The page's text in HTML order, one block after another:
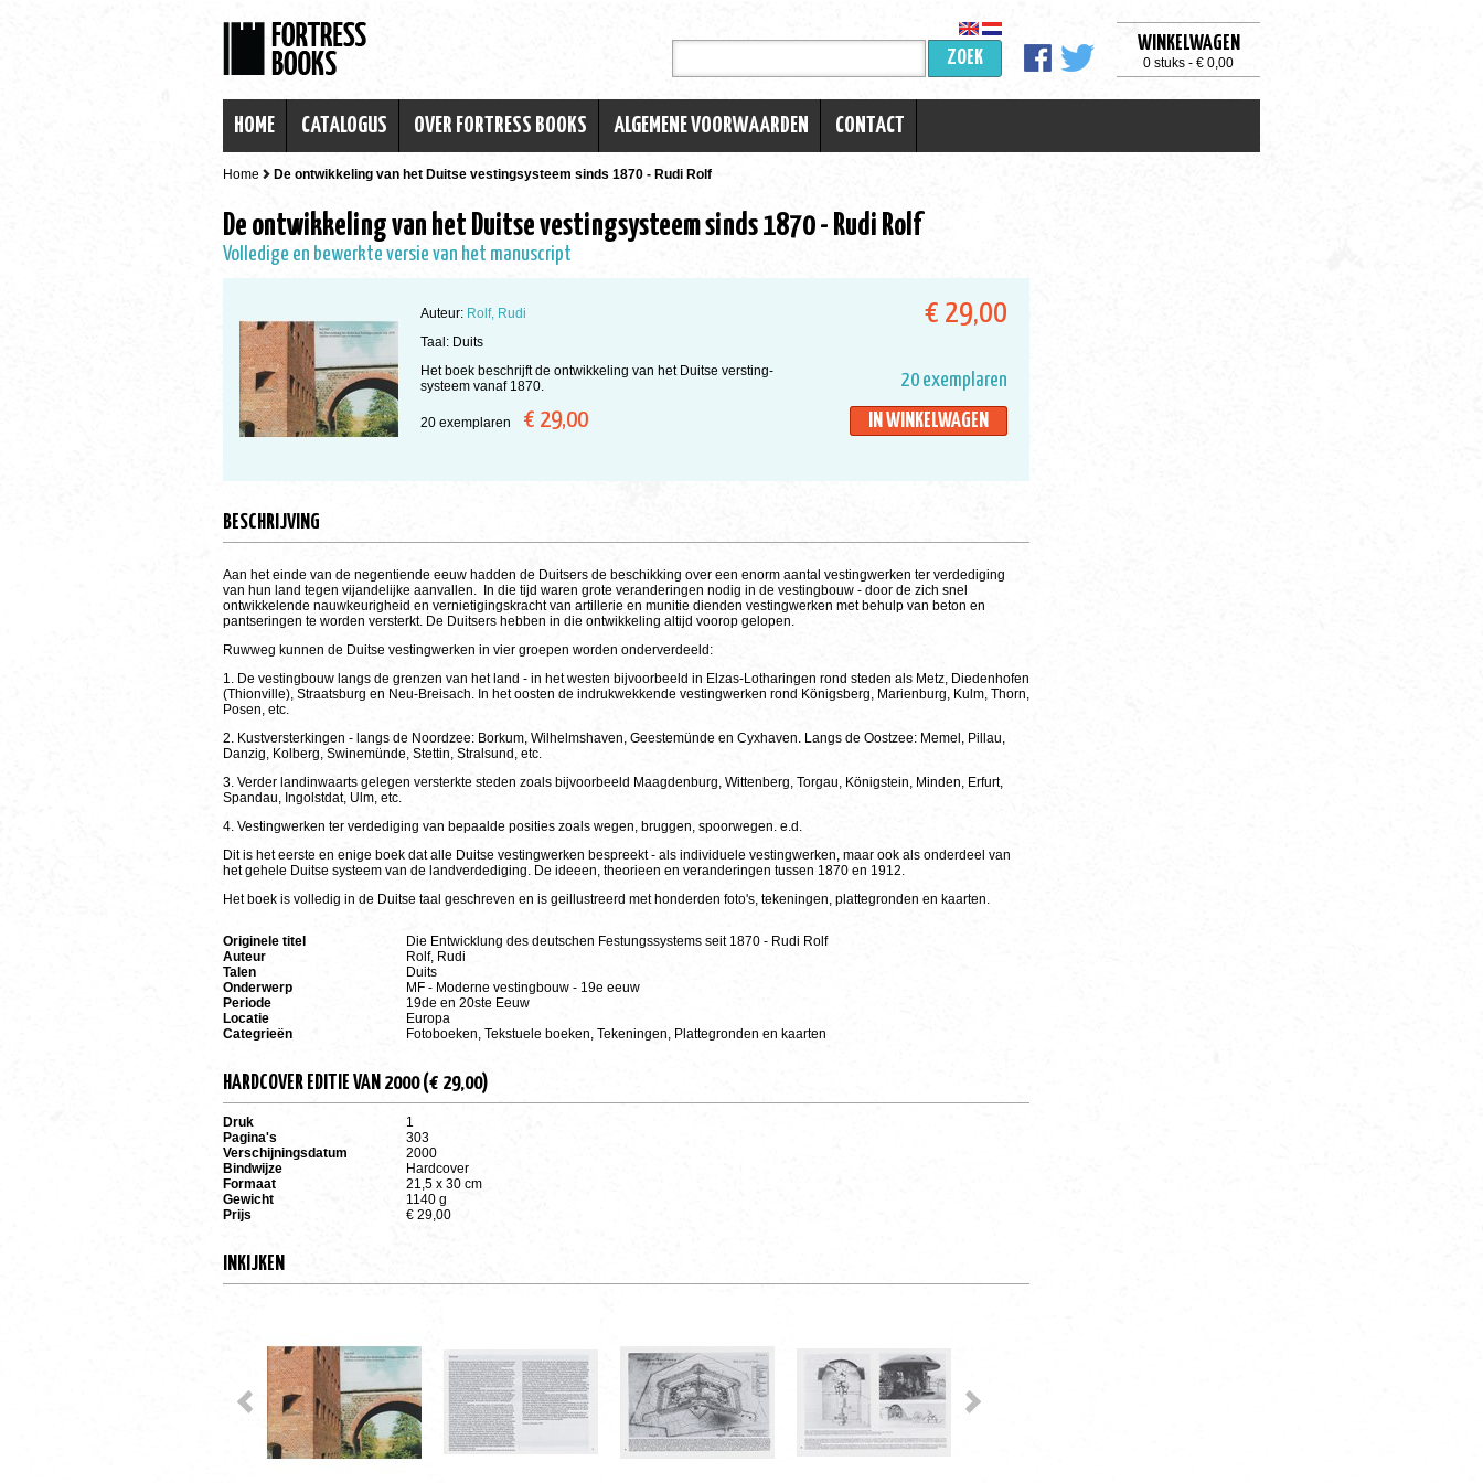
WINKELWAGEN
0 stuks - € 0,00
ZOEK
HOME CATALOGUS OVER FORTRESS BOOKS ALGEMENE VOORWAARDEN CONTACT
Home De ontwikkeling van het Duitse vestingsysteem sinds 1870 - Rudi Rolf
De ontwikkeling van het Duitse vestingsysteem sinds 1870 - Rudi Rolf
Volledige en bewerkte versie van het manuscript
Auteur: Rolf, Rudi
Taal: Duits
Het boek beschrijft de ontwikkeling van het Duitse versting-
systeem vanaf 1870.
20 exemplaren € 29,00
€ 29,00
20 exemplaren
IN WINKELWAGEN
BESCHRIJVING
Aan het einde van de negentiende eeuw hadden de Duitsers de beschikking over een enorm aantal vestingwerken ter verdediging
van hun land tegen vijandelijke aanvallen. In die tijd waren grote veranderingen nodig in de vestingbouw - door de zich snel
ontwikkelende nauwkeurigheid en vernietigingskracht van artillerie en munitie dienden vestingwerken met behulp van beton en
pantseringen te worden versterkt. De Duitsers hebben in die ontwikkeling altijd voorop gelopen.
Ruwweg kunnen de Duitse vestingwerken in vier groepen worden onderverdeeld:
1. De vestingbouw langs de grenzen van het land - in het westen bijvoorbeeld in Elzas-Lotharingen rond steden als Metz, Diedenhofen
(Thionville), Straatsburg en Neu-Breisach. In het oosten de indrukwekkende vestingwerken rond Königsberg, Marienburg, Kulm, Thorn,
Posen, etc.
2. Kustversterkingen - langs de Noordzee: Borkum, Wilhelmshaven, Geestemünde en Cyxhaven. Langs de Oostzee: Memel, Pillau,
Danzig, Kolberg, Swinemünde, Stettin, Stralsund, etc.
3. Verder landinwaarts gelegen versterkte steden zoals bijvoorbeeld Maagdenburg, Wittenberg, Torgau, Königstein, Minden, Erfurt,
Spandau, Ingolstdat, Ulm, etc.
4. Vestingwerken ter verdediging van bepaalde posities zoals wegen, bruggen, spoorwegen. e.d.
Dit is het eerste en enige boek dat alle Duitse vestingwerken bespreekt - als individuele vestingwerken, maar ook als onderdeel van
het gehele Duitse systeem van de landverdediging. De ideeen, theorieen en veranderingen tussen 1870 en 1912.
Het boek is volledig in de Duitse taal geschreven en is geillustreerd met honderden foto's, tekeningen, plattegronden en kaarten.
Originele titel
Die Entwicklung des deutschen Festungssystems seit 1870 - Rudi Rolf
Auteur
Rolf, Rudi
Talen
Duits
Onderwerp
MF - Moderne vestingbouw - 19e eeuw
Periode
19de en 20ste Eeuw
Locatie
Europa
Categrieën
Fotoboeken, Tekstuele boeken, Tekeningen, Plattegronden en kaarten
HARDCOVER EDITIE VAN 2000 (€ 29,00)
Druk
1
Pagina's
303
Verschijningsdatum
2000
Bindwijze
Hardcover
Formaat
21,5 x 30 cm
Gewicht
1140 g
Prijs
€ 29,00
INKIJKEN